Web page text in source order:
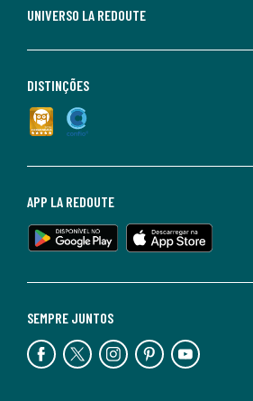
UNIVERSO LA REDOUTE
SEMPRE JUNTOS
APP LA REDOUTE
DISTINÇÕES